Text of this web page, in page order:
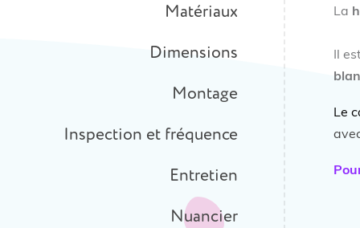
Matériaux
Dimensions
Montage
Inspection et fréquence
Entretien
Nuancier
La
Il
Le